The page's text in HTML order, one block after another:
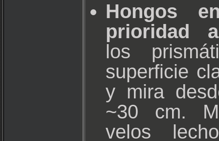
Hongos
prioridad
los
superficie
y mira
~30 cm.
velos